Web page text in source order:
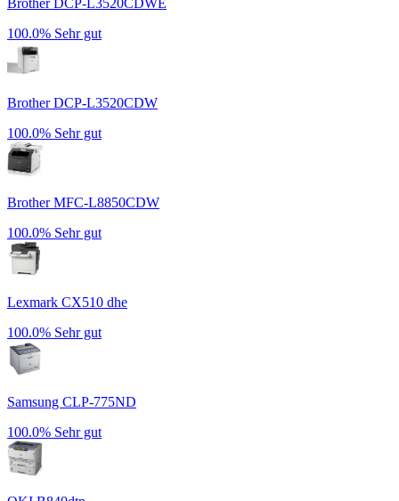
100.0% Sehr gut
Brother DCP-L3520CDW
100.0% Sehr gut
Brother MFC-L8850CDW
100.0% Sehr gut
Lexmark CX510 dhe
100.0% Sehr gut
Samsung CLP-775ND
100.0% Sehr gut